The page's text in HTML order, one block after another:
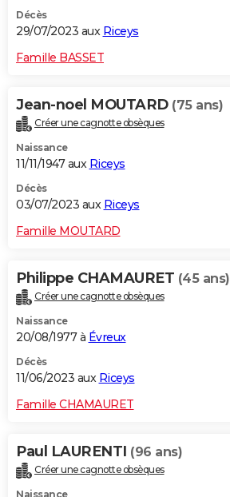
Décès
29/07/2023 aux Riceys
Famille BASSET
Jean-noel MOUTARD (75 ans)
Créer une cagnotte obsèques
Naissance
11/11/1947 aux Riceys
Décès
03/07/2023 aux Riceys
Famille MOUTARD
Philippe CHAMAURET (45 ans)
Créer une cagnotte obsèques
Naissance
20/08/1977 à Évreux
Décès
11/06/2023 aux Riceys
Famille CHAMAURET
Paul LAURENTI (96 ans)
Créer une cagnotte obsèques
Naissance